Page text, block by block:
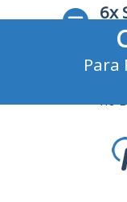
6x
no
no
Para